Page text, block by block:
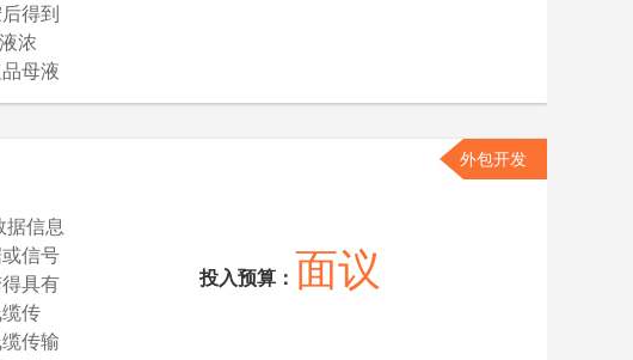
得到
浓
母液
，产
成
据信息
信号
具有
传
传输
投入预算： 面议
外包开发